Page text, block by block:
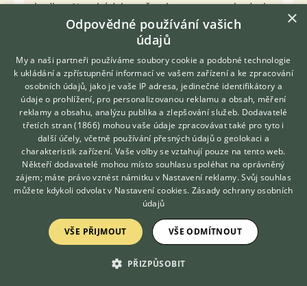
hydiny. Nezabúdajme, že aj my sme raz kedysi
začínali a keby sme mali tieto stránky vtedy,
možno by sme boli o poriadny krok vpredu.
začiatok aspoň tým, že sa s nimi podelíme o to,
čo už sami vieme, aj keď nás to stálo nemálo
úsila i peňazí. Snáď sa nám to raz vráti v
budúcnosti v pohľade na dvorky plné
čistokrvných plemien hydiny a hybridi budú len
na farmách.
Prepáčte, že som sa trochu rozpísal a odbočil
od pôvodnej témy.
Peter z Bratislavy
Ok přiznávám, že jsem byl trochu emotivní, když
Hledáte zvířecího kamaráda?
Zdarma vám poradí
VETERINÁŘ ONLINE
KONZULTOVAT S
VETERINÁŘEM
×
Odpovědné používání vašich
údajů
My a naši partneři používáme soubory cookie a podobné technologie
k ukládání a zpřístupnění informací ve vašem zařízení a ke zpracování
osobních údajů, jako je vaše IP adresa, jedinečné identifikátory a
údaje o prohlížení, pro personalizovanou reklamu a obsah, měření
reklamy a obsahu, analýzu publika a zlepšování služeb. Dodavatelé
třetích stran (1866) mohou vaše údaje zpracovávat také pro tyto i
další účely, včetně používání přesných údajů o geolokaci a
charakteristik zařízení. Vaše volby se vztahují pouze na tento web.
Někteří dodavatelé mohou místo souhlasu spoléhat na oprávněný
zájem; máte právo vznést námitku v Nastavení reklamy. Svůj souhlas
můžete kdykoli odvolat v Nastavení cookies. Zásady ochrany osobních
údajů
VŠE PŘIJMOUT VŠE ODMÍTNOUT
PŘIZPŮSOBIT